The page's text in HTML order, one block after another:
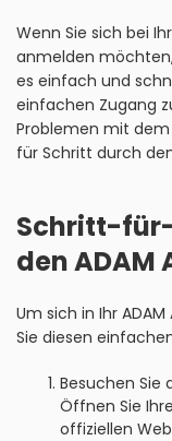
Wenn Sie sich bei
anmelden
es einfach und
einfachen Zugang
Problemen mit
für Schritt durch
Schritt-
den ADAM
Um sich in Ihr
Sie diesen
Besuchen Sie
Öffnen Sie
offiziellen